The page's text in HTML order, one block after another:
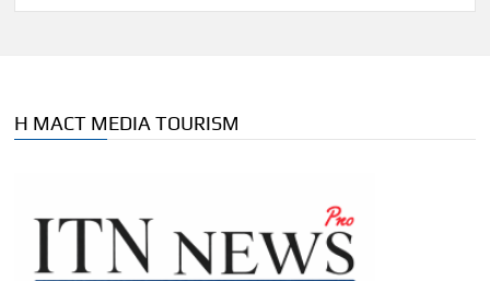
Η MACT MEDIA TOURISM